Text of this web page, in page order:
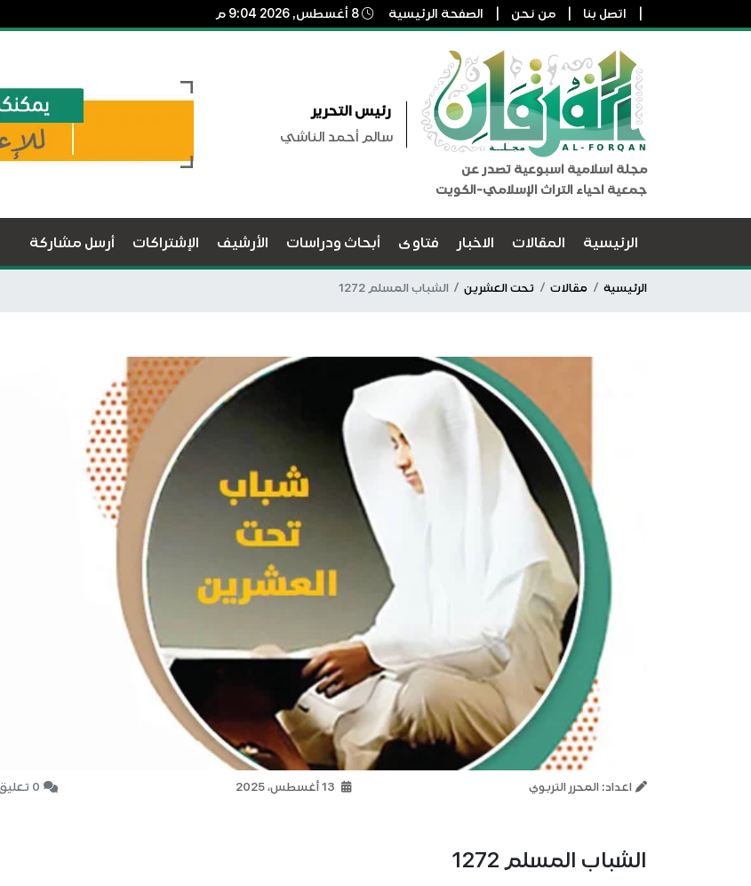
اتصل بنا من نحن الصفحة الرئيسية
مجلة اسلامية اسبوعية تصدر عن
جمعية احياء التراث الإسلامي-الكويت
رئيس التحرير
سالم أحمد الناشي
الرئيسية المقالات الاخبار فتاوى أبحاث ودراسات الأرشيف الإشتراكات أرسل مشاركة
الرئيسية مقالات تحت العشرين الشباب المسلم 1272
اعداد: المحرر التربوي 0 تعليق
الشباب المسلم 1272